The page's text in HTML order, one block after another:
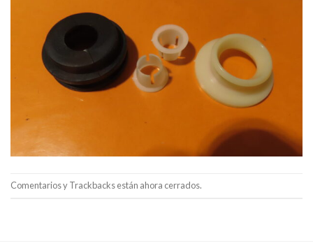
Comentarios y Trackbacks están ahora cerrados.